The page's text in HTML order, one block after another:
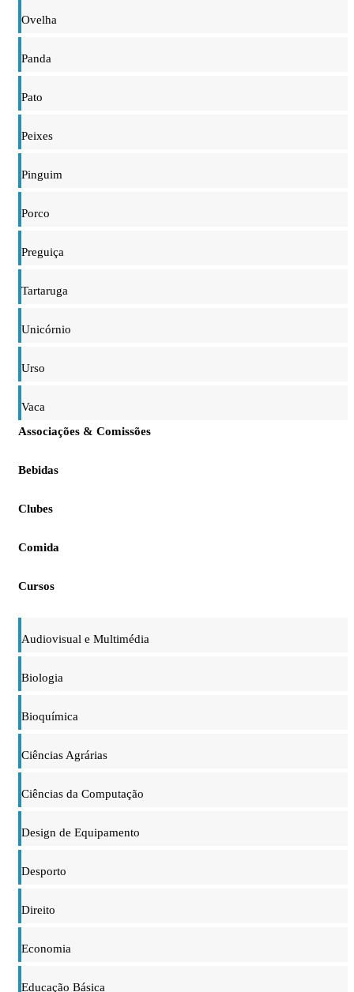
Ovelha
Panda
Pato
Peixes
Pinguim
Porco
Preguiça
Tartaruga
Unicórnio
Urso
Vaca
Associações & Comissões
Bebidas
Clubes
Comida
Cursos
Audiovisual e Multimédia
Biologia
Bioquímica
Ciências Agrárias
Ciências da Computação
Design de Equipamento
Desporto
Direito
Economia
Educação Básica